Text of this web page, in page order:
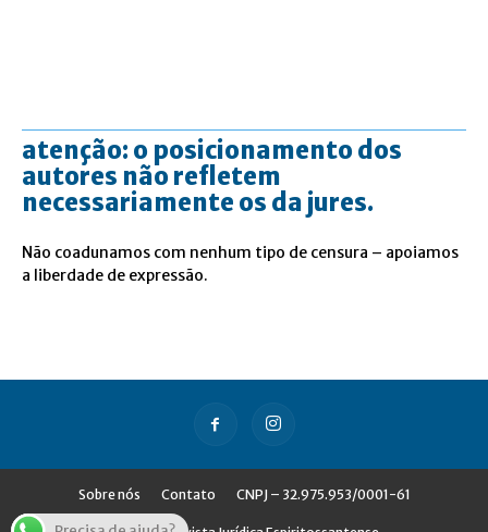
atenção: o posicionamento dos
autores não refletem
necessariamente os da jures.
Não coadunamos com nenhum tipo de censura – apoiamos
a liberdade de expressão.
Sobre nós Contato CNPJ – 32.975.953/0001-61